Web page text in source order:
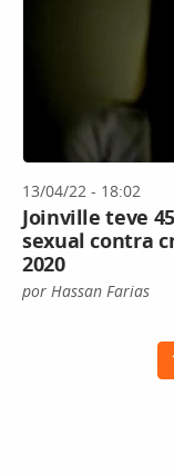
13/04/22 - 18:02
Joinville teve
sexual contra
2020
por Hassan Farias